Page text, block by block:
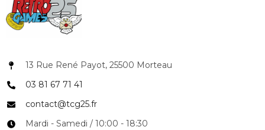
13 Rue René Payot, 25500 Morteau
03 81 67 71 41
contact@tcg25.fr
Mardi - Samedi / 10:00 - 18:30